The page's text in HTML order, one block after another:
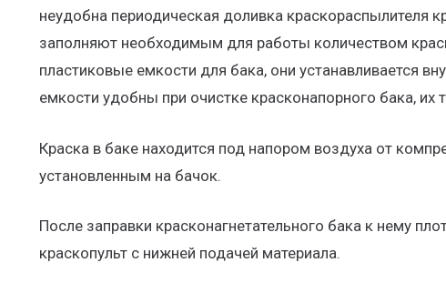
неудобна периодическая доливка краскораспылителя
заполняют необходимым для работы количеством
пластиковые емкости для бака, они устанавливается
емкости удобны при очистке красконапорного бака,
Краска в баке находится под напором воздуха от
установленным на бачок.
После заправки красконагнетательного бака к нему
краскопульт с нижней подачей материала.